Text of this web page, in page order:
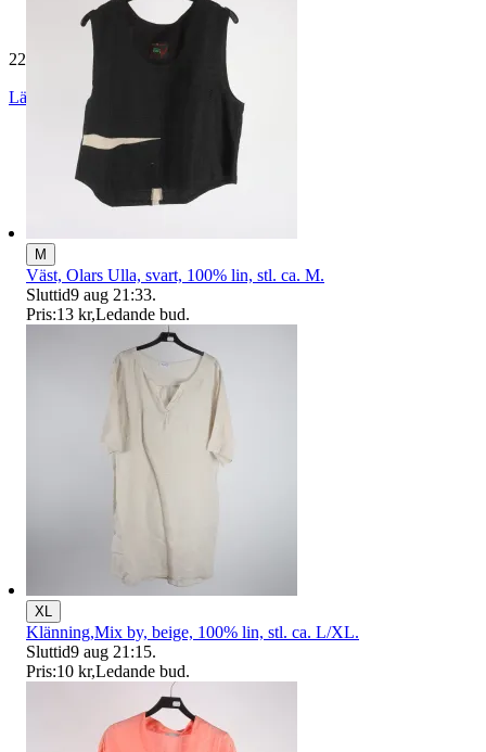
229 528 omdömen
Läs omdömen
M
Väst, Olars Ulla, svart, 100% lin, stl. ca. M.
Sluttid9 aug 21:33.
Pris:13 kr,Ledande bud.
XL
Klänning,Mix by, beige, 100% lin, stl. ca. L/XL.
Sluttid9 aug 21:15.
Pris:10 kr,Ledande bud.